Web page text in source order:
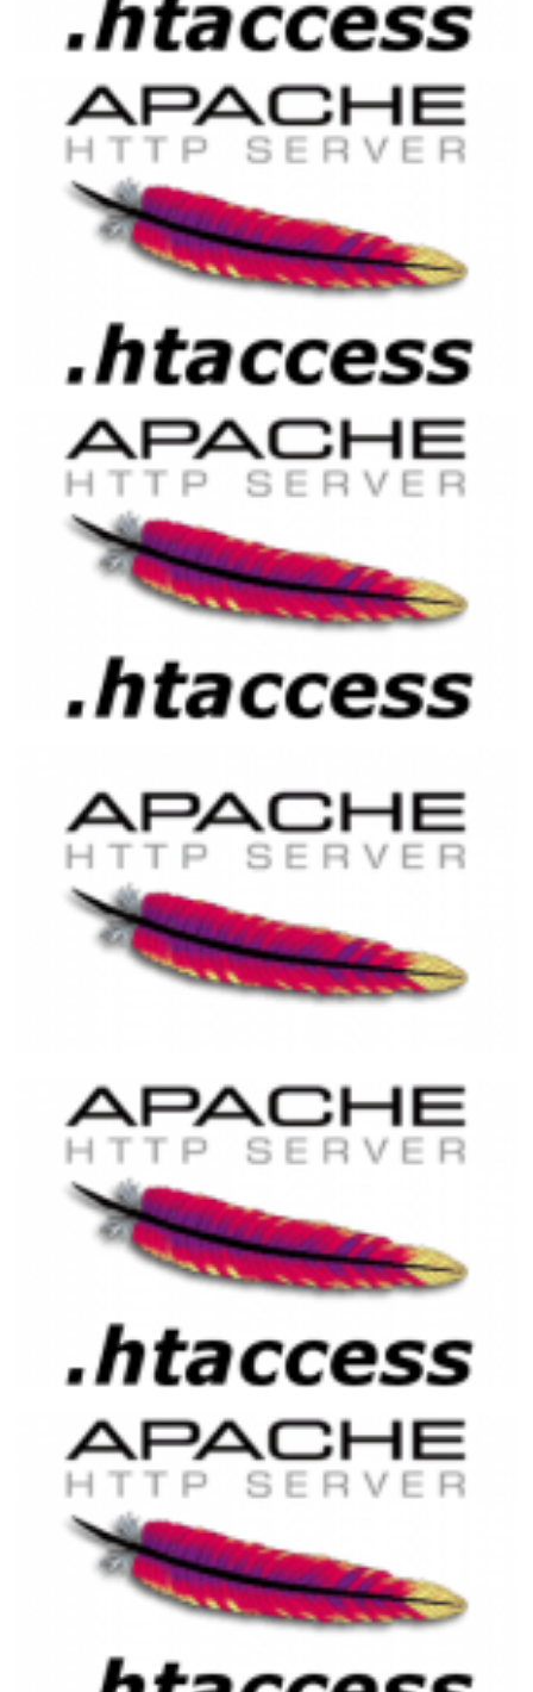
Evitando conteúdo duplicado no servidor
web Apache utilizando .htaccess
27 de março de 2015 1 min de leitura
Ativando compressão de dados no
Apache utilizando .htaccess (DEFLATE e
GZip)
21 de março de 2015
execução do PHP usando o .htaccess
25 de novembro de 2014 1 min de leitura
Lista de códigos de status HTTP
25 de novembro de 2014 11 min de leitura
Redirecionamento de erros HTTP
utilizando o .htaccess (Apache)
24 de novembro de 2014 1 min de leitura